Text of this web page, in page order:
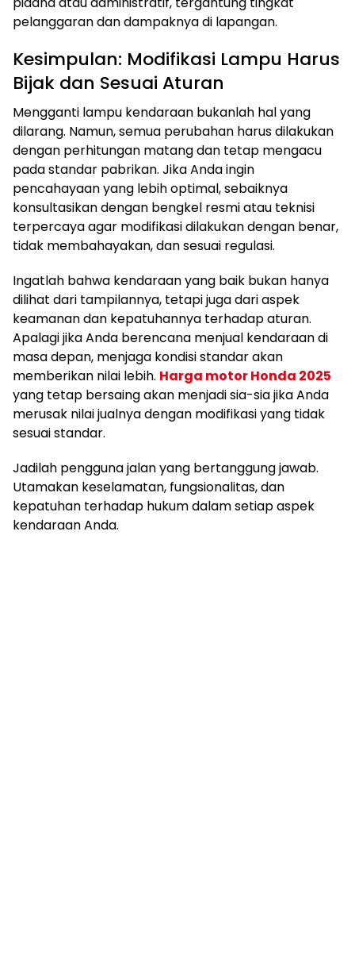
pelanggaran dan dampaknya di lapangan.
Kesimpulan: Modifikasi Lampu Harus
Bijak dan Sesuai Aturan
Mengganti lampu kendaraan bukanlah hal yang
dilarang. Namun, semua perubahan harus dilakukan
dengan perhitungan matang dan tetap mengacu
pada standar pabrikan. Jika Anda ingin
pencahayaan yang lebih optimal, sebaiknya
konsultasikan dengan bengkel resmi atau teknisi
terpercaya agar modifikasi dilakukan dengan benar,
tidak membahayakan, dan sesuai regulasi.
Ingatlah bahwa kendaraan yang baik bukan hanya
dilihat dari tampilannya, tetapi juga dari aspek
keamanan dan kepatuhannya terhadap aturan.
Apalagi jika Anda berencana menjual kendaraan di
masa depan, menjaga kondisi standar akan
memberikan nilai lebih. Harga motor Honda 2025
yang tetap bersaing akan menjadi sia-sia jika Anda
merusak nilai jualnya dengan modifikasi yang tidak
sesuai standar.
Jadilah pengguna jalan yang bertanggung jawab.
Utamakan keselamatan, fungsionalitas, dan
kepatuhan terhadap hukum dalam setiap aspek
kendaraan Anda.